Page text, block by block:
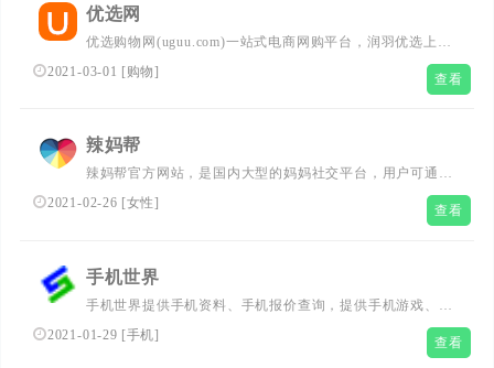
优选网
优选购物网(uguu.com)一站式电商网购平台，润羽优选上万
品牌产品天天特价，为您提供：手机数码、照明户外、汽车
用品、衣服鞋子、美容化妆、母婴健康、美食特产、手表饰
2021-03-01 [购物] 查看
辣妈帮
辣妈帮官方网站，是国内大型的妈妈社交平台，用户可通过
手机、ipad，Web等，随时随地以图片、文字、语音多种方
式分享交流育儿、瘦身、美妆、情感、美食、打击小三、两
2021-02-26 [女性] 查看
手机世界
手机世界提供手机资料、手机报价查询，提供手机游戏、手
机主题、手机软件、手机壁纸、手机图片免费下载，彩票开
2021-01-29 [手机] 查看